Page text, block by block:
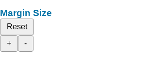
Margin Size
Reset
+
-